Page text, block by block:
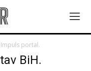
Impuls portal.
BiH.